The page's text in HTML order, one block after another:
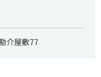
介屋敷77